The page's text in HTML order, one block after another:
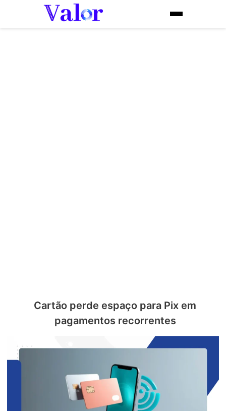
Cartão perde espaço para Pix em
pagamentos recorrentes